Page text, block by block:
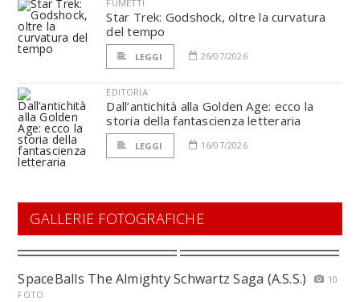
FUMETTI
Star Trek: Godshock, oltre la curvatura
del tempo
LEGGI 26/07/2026
EDITORIA
Dall’antichità alla Golden Age: ecco la
storia della fantascienza letteraria
LEGGI 16/07/2026
GALLERIE FOTOGRAFICHE
SpaceBalls The Almighty Schwartz Saga (A.S.S.)
10
FOTO